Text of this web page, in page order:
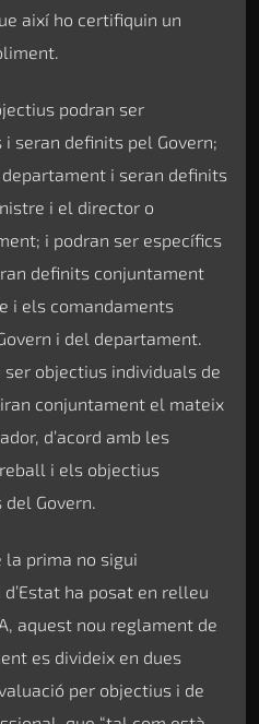
així ho certifiquin un
podran ser
seran definits pel Govern;
i seran definits
i el director o
i podran ser específics
definits conjuntament
i els comandaments
i del departament.
objectius individuals de
conjuntament el mateix
d’acord amb les
i els objectius
Govern.
la prima no sigui
ha posat en relleu
aquest nou reglament de
es divideix en dues
per objectius i de